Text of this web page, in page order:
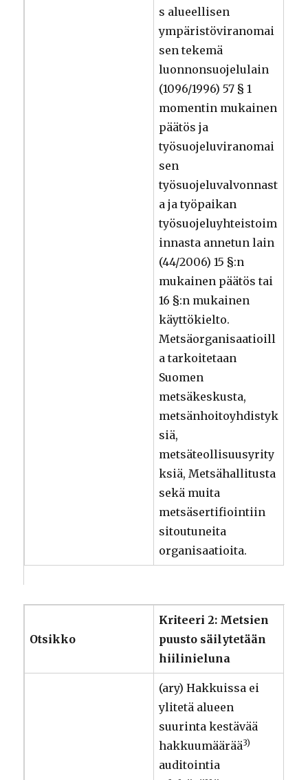
s alueellisen
ympäristöviranomai
sen tekemä
luonnonsuojelulain
(1096/1996) 57 § 1
momentin mukainen
päätös ja
työsuojeluviranomai
sen
työsuojeluvalvonnast
a ja työpaikan
työsuojeluyhteistoim
innasta annetun lain
(44/2006) 15 §:n
mukainen päätös tai
16 §:n mukainen
käyttökielto.
Metsäorganisaatioill
a tarkoitetaan
Suomen
metsäkeskusta,
metsänhoitoyhdistyk
siä,
metsäteollisuusyrity
ksiä, Metsähallitusta
sekä muita
metsäsertifiointiin
sitoutuneita
organisaatioita.
Otsikko
Kriteeri 2: Metsien
puusto säilytetään
hiilinieluna
(ary) Hakkuissa ei
ylitetä alueen
suurinta kestävää
hakkuumäärää3)
auditointia